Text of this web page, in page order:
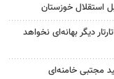
استقلال خوزستان
دیگر بهانه‌ای نخواهد
مجتبی خامنه‌ای